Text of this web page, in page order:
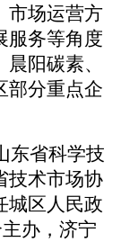
市场运营方
服务等角度
阳碳素、
部分重点企
东省科学技
技术市场协
城区人民政
办，济宁